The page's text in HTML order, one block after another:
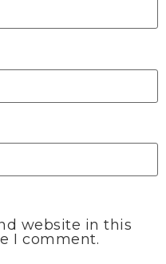
website in this
I comment.